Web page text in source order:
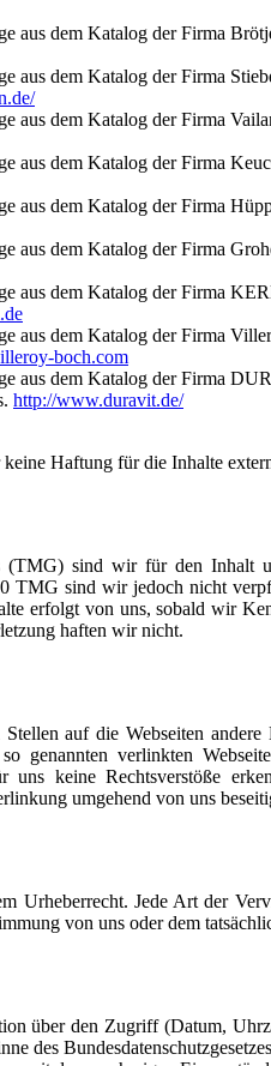
aus dem Katalog der Firma
aus dem Katalog der Firma
aus dem Katalog der Firma
aus dem Katalog der Firma
aus dem Katalog der Firma
aus dem Katalog der Firma
aus dem Katalog der Firma
aus dem Katalog der Firma
boch.com
aus dem Katalog der Firma
http://www.duravit.de/
Haftung für die Inhalte
(TMG) sind wir für den
TMG sind wir jedoch nicht
erfolgt von uns, sobald wir
haften wir nicht.
auf die Webseiten
genannten verlinkten
keine Rechtsverstöße
umgehend von uns
Urheberrecht. Jede Art der
von uns oder dem
über den Zugriff (Datum,
des